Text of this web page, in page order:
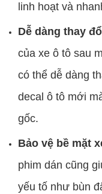
linh hoạt và
Dễ dàng thay
của xe ô tô sau
có thể dễ dàng
decal ô tô mới
gốc.
Bảo vệ bề mặt
phim dán cũng
yếu tố như bùn